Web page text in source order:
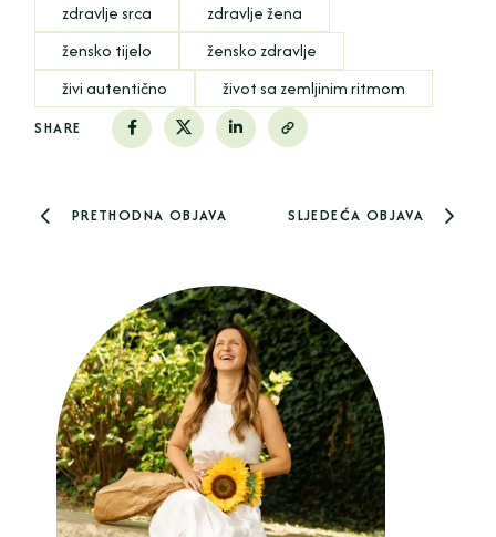
zdravlje srca
zdravlje žena
žensko tijelo
žensko zdravlje
živi autentično
život sa zemljinim ritmom
SHARE
PRETHODNA OBJAVA SLJEDEĆA OBJAVA